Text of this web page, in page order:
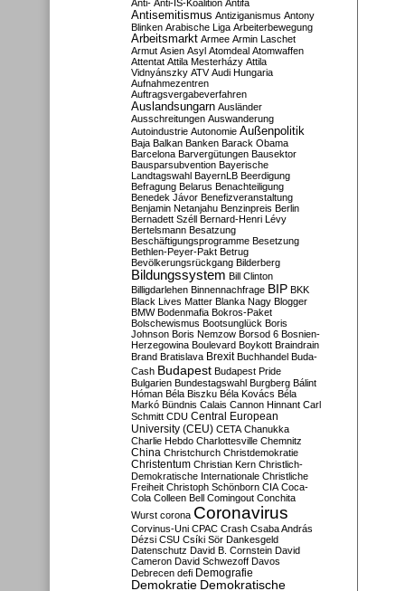
Anti- Anti-IS-Koalition Antifa
Antisemitismus Antiziganismus Antony
Blinken Arabische Liga Arbeiterbewegung
Arbeitsmarkt Armee Armin Laschet
Armut Asien Asyl Atomdeal Atomwaffen
Attentat Attila Mesterházy Attila
Vidnyánszky ATV Audi Hungaria
Aufnahmezentren
Auftragsvergabeverfahren
Auslandsungarn Ausländer
Ausschreitungen Auswanderung
Autoindustrie Autonomie Außenpolitik
Baja Balkan Banken Barack Obama
Barcelona Barvergütungen Bausektor
Bausparsubvention Bayerische
Landtagswahl BayernLB Beerdigung
Befragung Belarus Benachteiligung
Benedek Jávor Benefizveranstaltung
Benjamin Netanjahu Benzinpreis Berlin
Bernadett Széll Bernard-Henri Lévy
Bertelsmann Besatzung
Beschäftigungsprogramme Besetzung
Bethlen-Peyer-Pakt Betrug
Bevölkerungsrückgang Bilderberg
Bildungssystem Bill Clinton
Billigdarlehen Binnennachfrage BIP BKK
Black Lives Matter Blanka Nagy Blogger
BMW Bodenmafia Bokros-Paket
Bolschewismus Bootsunglück Boris
Johnson Boris Nemzow Borsod 6 Bosnien-
Herzegowina Boulevard Boykott Braindrain
Brand Bratislava Brexit Buchhandel Buda-
Cash Budapest Budapest Pride
Bulgarien Bundestagswahl Burgberg Bálint
Hóman Béla Biszku Béla Kovács Béla
Markó Bündnis Calais Cannon Hinnant Carl
Schmitt CDU Central European
University (CEU) CETA Chanukka
Charlie Hebdo Charlottesville Chemnitz
China Christchurch Christdemokratie
Christentum Christian Kern Christlich-
Demokratische Internationale Christliche
Freiheit Christoph Schönborn CIA Coca-
Cola Colleen Bell Comingout Conchita
Wurst corona Coronavirus
Corvinus-Uni CPAC Crash Csaba András
Dézsi CSU Csíki Sör Dankesgeld
Datenschutz David B. Cornstein David
Cameron David Schwezoff Davos
Debrecen defi Demografie
Demokratie Demokratische